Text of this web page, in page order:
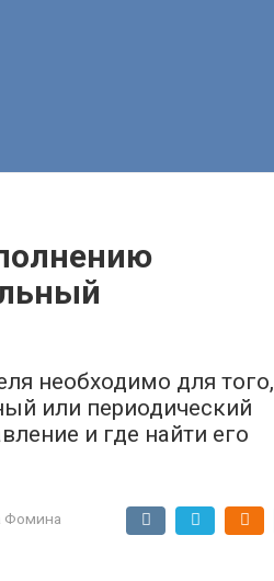
необходимо для того,
или периодический
и где найти его
Фомина